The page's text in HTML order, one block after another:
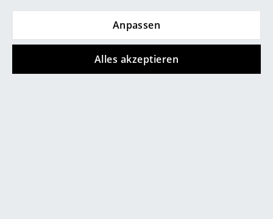
Anpassen
Alles akzeptieren
Betten
Store vor Ort kontaktieren